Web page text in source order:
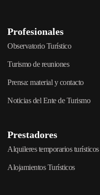
Profesionales
Observatorio Turístico
Turismo de reuniones
Prensa: material y contacto
Noticias del Ente de Turismo
Prestadores
Alquileres temporarios turísticos
Alojamientos Turísticos